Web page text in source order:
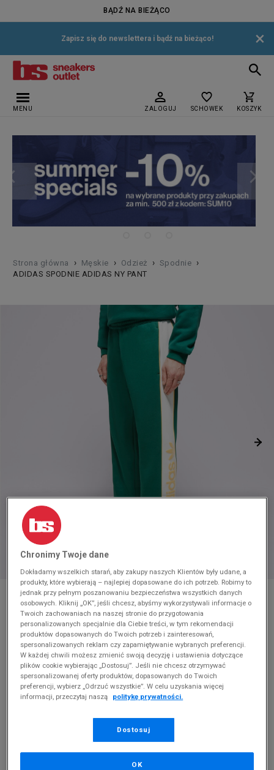
BĄDŹ NA BIEŻĄCO
Zapisz się do newslettera i bądź na bieżąco! ×
MENU ZALOGUJ SCHOWEK KOSZYK
Strona główna › Męskie › Odzież › Spodnie ›
ADIDAS SPODNIE ADIDAS NY PANT
* Zdjęcie poglądowe
ADIDAS SPODNIE ADIDAS NY PANT
Produkt pochodzi z końcówek aktualnych kolekcji, ubiegłych
sezonów lub z ekspozycji.
Szczegóły.
299,99 zł cena rekomendowana przez producenta
144,99 zł
Chronimy Twoje dane
Dokładamy wszelkich starań, aby zakupy naszych Klientów były udane, a
produkty, które wybierają – najlepiej dopasowane do ich potrzeb. Robimy to
jednak przy pełnym poszanowaniu bezpieczeństwa wszystkich danych
osobowych. Kliknij „OK”, jeśli chcesz, abyśmy wykorzystywali informacje o
Twoich zachowaniach na naszej stronie do przygotowania
personalizowanych specjalnie dla Ciebie treści, w tym rekomendacji
produktów dopasowanych do Twoich potrzeb i zainteresowań,
spersonalizowanych reklam czy zapamiętywanie wybranych preferencji.
W każdej chwili możesz zmienić swoją decyzję i ustawienia dotyczące
plików cookie wybierając „Dostosuj”. Jeśli nie chcesz otrzymywać
spersonalizowanej oferty produktów, dopasowanych do Twoich
preferencji, wybierz „Odrzuć wszystkie”. W celu uzyskania więcej
informacji, przeczytaj naszą
politykę prywatności.
Dostosuj
OK